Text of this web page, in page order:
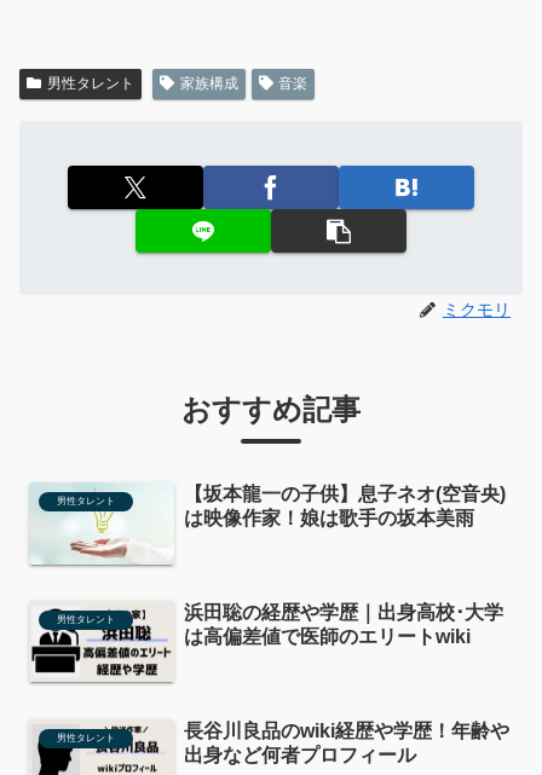
男性タレント 家族構成 音楽
ミクモリ
おすすめ記事
男性タレント
【坂本龍一の子供】息子ネオ(空音央)
は映像作家！娘は歌手の坂本美雨
男性タレント
浜田聡の経歴や学歴｜出身高校･大学
は高偏差値で医師のエリートwiki
男性タレント
長谷川良品のwiki経歴や学歴！年齢や
出身など何者プロフィール